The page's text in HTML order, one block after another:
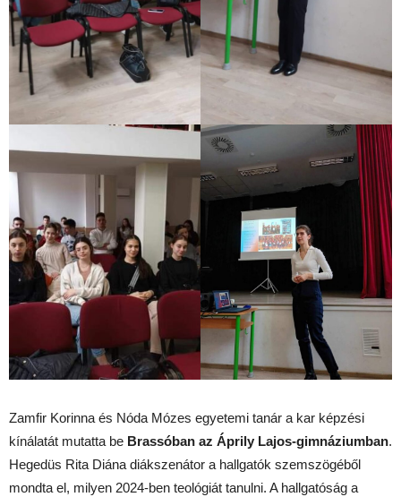
Zamfir Korinna és Nóda Mózes egyetemi tanár a kar képzési
kínálatát mutatta be Brassóban az Áprily Lajos-gimnáziumban.
Hegedüs Rita Diána diákszenátor a hallgatók szemszögéből
mondta el, milyen 2024-ben teológiát tanulni. A hallgatóság a